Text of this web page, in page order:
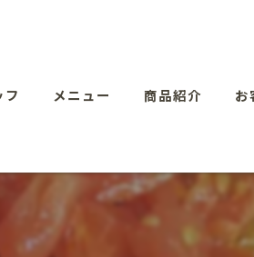
フ メニュー 商品紹介 お